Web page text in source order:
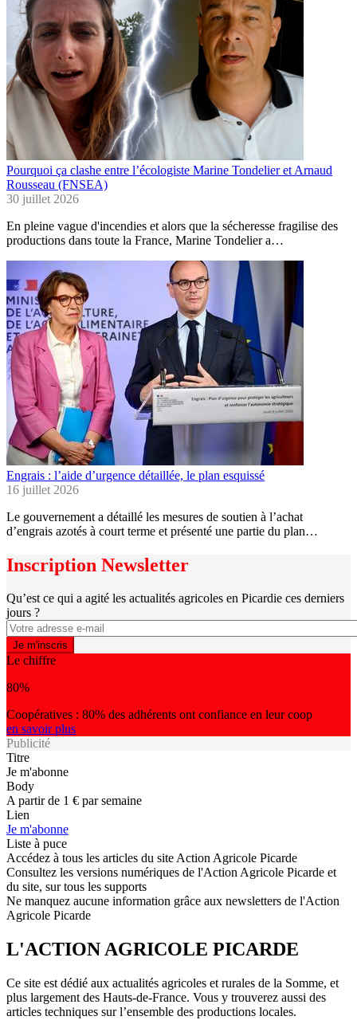
Pourquoi ça clashe entre l’écologiste Marine Tondelier et Arnaud
Rousseau (FNSEA)
30 juillet 2026
En pleine vague d'incendies et alors que la sécheresse fragilise des
productions dans toute la France, Marine Tondelier a…
Engrais : l’aide d’urgence détaillée, le plan esquissé
16 juillet 2026
Le gouvernement a détaillé les mesures de soutien à l’achat
d’engrais azotés à court terme et présenté une partie du plan…
Inscription Newsletter
Qu’est ce qui a agité les actualités agricoles en Picardie ces derniers
jours ?
Le chiffre
80%
Coopératives : 80% des adhérents ont confiance en leur coop
en savoir plus
Publicité
Titre
Je m'abonne
Body
A partir de 1 € par semaine
Lien
Je m'abonne
Liste à puce
Accédez à tous les articles du site Action Agricole Picarde
Consultez les versions numériques de l'Action Agricole Picarde et
du site, sur tous les supports
Ne manquez aucune information grâce aux newsletters de l'Action
Agricole Picarde
L'ACTION AGRICOLE PICARDE
Ce site est dédié aux actualités agricoles et rurales de la Somme, et
plus largement des Hauts-de-France. Vous y trouverez aussi des
articles techniques sur l’ensemble des productions locales.